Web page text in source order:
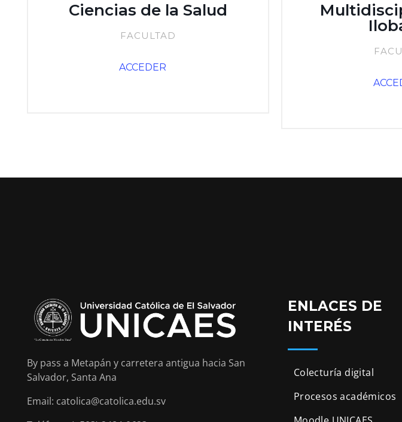
Ciencias de la Salud
FACULTAD
ACCEDER
By pass a Metapán y carretera antigua hacia San
Salvador, Santa Ana
Email: catolica@catolica.edu.sv
ENLACES DE
INTERÉS
Colecturía digital
Procesos académicos